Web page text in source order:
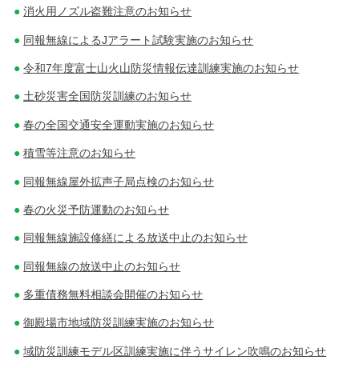
消火用ノズル盗難注意のお知らせ
同報無線によるJアラート試験実施のお知らせ
令和7年度富士山火山防災情報伝達訓練実施のお知らせ
土砂災害全国防災訓練のお知らせ
春の全国交通安全運動実施のお知らせ
積雪等注意のお知らせ
同報無線屋外拡声子局点検のお知らせ
春の火災予防運動のお知らせ
同報無線施設修繕による放送中止のお知らせ
同報無線の放送中止のお知らせ
多重債務無料相談会開催のお知らせ
御殿場市地域防災訓練実施のお知らせ
域防災訓練モデル区訓練実施に伴うサイレン吹鳴のお知らせ